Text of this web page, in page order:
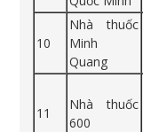
10
Nhà thuốc
Minh
Quang
11
Nhà thuốc
600